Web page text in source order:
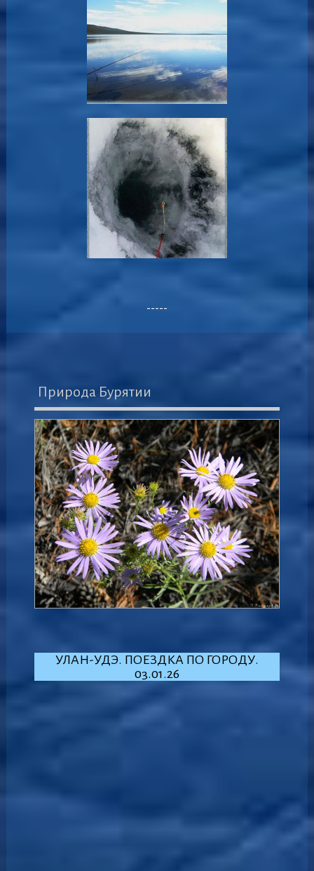
-----
Природа Бурятии
УЛАН-УДЭ. ПОЕЗДКА ПО ГОРОДУ.
03.01.26